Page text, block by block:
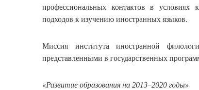
профессиональных контактов в условиях
подходов к изучению иностранных языков.
Миссия института иностранной
представленными в государственных
«Развитие образования на 2013–2020 годы»